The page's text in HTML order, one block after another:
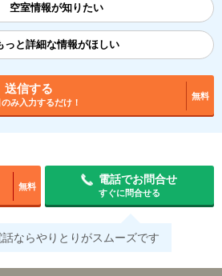
空室情報が知りたい
っと詳細な情報がほしい
送信する
み入力するだけ！
無料
無料
電話でお問合せ
すぐに問合せる
話ならやりとりがスムーズです